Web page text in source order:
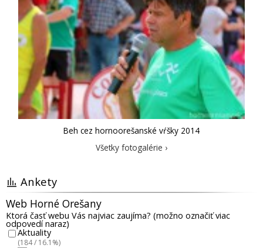
Beh cez hornoorešanské vŕšky 2014
Všetky fotogalérie ›
Ankety
Web Horné Orešany
Ktorá časť webu Vás najviac zaujíma? (možno označiť viac
odpovedí naraz)
Aktuality
(184 / 16.1%)